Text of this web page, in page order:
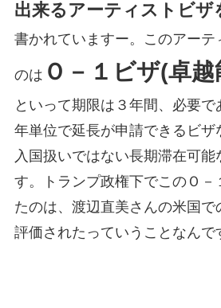
出来るアーティストビザ
書かれていますー。このアーテ
のは Ｏ－１ビザ(卓
といって期限は３年間、必要で
年単位で延長が申請できるビザ
入国扱いではない長期滞在可能
す。トランプ政権下でこのＯ－
たのは、渡辺直美さんの米国で
評価されたっていうことなんで